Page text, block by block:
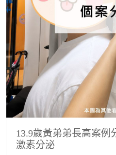
13.9歲黃弟弟長高案例
激素分泌